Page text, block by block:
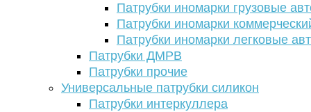
Патрубки иномарки грузовые
Патрубки иномарки
Патрубки иномарки легковые
Патрубки ДМРВ
Патрубки прочие
Универсальные патрубки силикон
Патрубки интеркуллера